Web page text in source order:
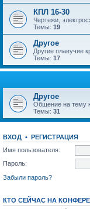
КПЛ 16-30
Чертежи,
Темы: 19
Другое
Другие плавучие
Темы: 17
Другое
Общение на тему
Темы: 31
ВХОД • РЕГИСТРАЦИЯ
Имя пользователя:
Пароль:
Забыли пароль?
КТО СЕЙЧАС НА